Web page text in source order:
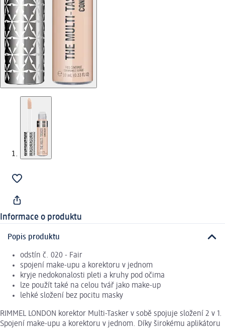
Informace o produktu
Popis produktu
odstín č. 020 - Fair
spojení make-upu a korektoru v jednom
kryje nedokonalosti pleti a kruhy pod očima
lze použít také na celou tvář jako make-up
lehké složení bez pocitu masky
RIMMEL LONDON korektor Multi-Tasker v sobě spojuje složení 2 v 1.
Spojení make-upu a korektoru v jednom. Díky širokému aplikátoru